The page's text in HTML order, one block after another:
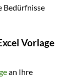
Bedürfnisse
Vorlage
an Ihre